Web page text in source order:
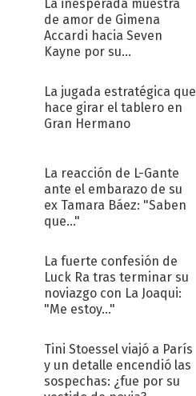
La inesperada muestra
de amor de Gimena
Accardi hacia Seven
Kayne por su
La jugada estratégica que
hace girar el tablero en
Gran Hermano
La reacción de L-Gante
ante el embarazo de su
ex Tamara Báez: "Saben
que..."
La fuerte confesión de
Luck Ra tras terminar su
noviazgo con La Joaqui:
"Me estoy..."
Tini Stoessel viajó a París
y un detalle encendió las
sospechas: ¿fue por su